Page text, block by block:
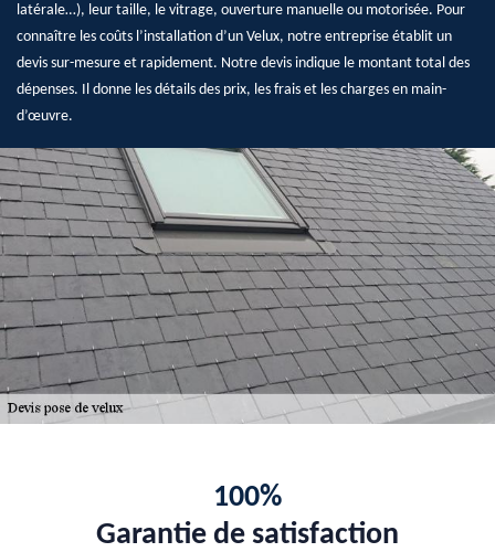
latérale…), leur taille, le vitrage, ouverture manuelle ou motorisée. Pour
connaître les coûts l’installation d’un Velux, notre entreprise établit un
devis sur-mesure et rapidement. Notre devis indique le montant total des
dépenses. Il donne les détails des prix, les frais et les charges en main-
d’œuvre.
100%
Garantie de satisfaction